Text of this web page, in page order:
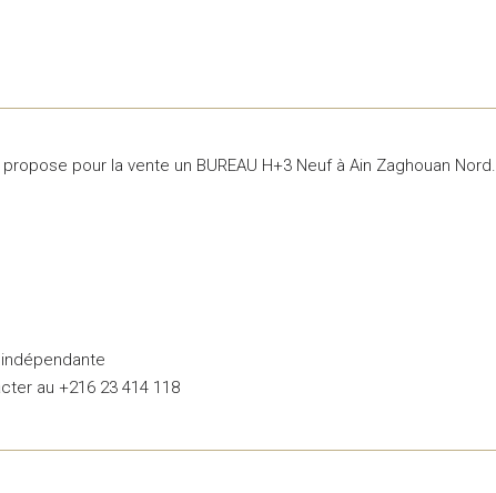
pour la vente un BUREAU H+3 Neuf à Ain Zaghouan Nord.
au +216 23 414 118